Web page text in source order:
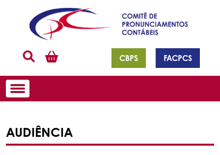
CBPS FACPCS
AUDIÊNCIA